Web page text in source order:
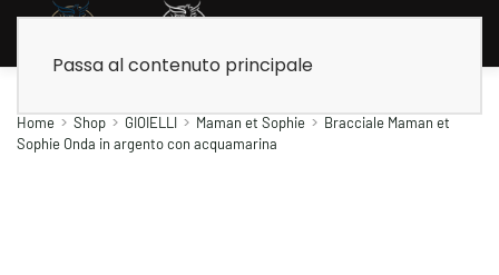
Passa al contenuto principale
Home Shop GIOIELLI Maman et Sophie
Bracciale Maman et
Sophie Onda in argento con acquamarina